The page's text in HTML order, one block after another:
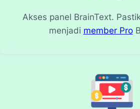
Akses panel BrainText.
menjadi member Pro